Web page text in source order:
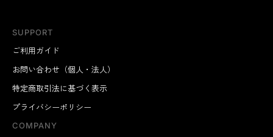
SUPPORT
ご利用ガイド
お問い合わせ（個人・法人）
特定商取引法に基づく表示
プライバシーポリシー
COMPANY